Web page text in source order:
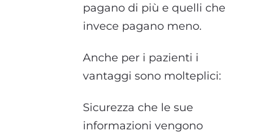
pagano di più e quelli che
invece pagano meno.
Anche per i pazienti i
vantaggi sono molteplici:
Sicurezza che le sue
informazioni vengono